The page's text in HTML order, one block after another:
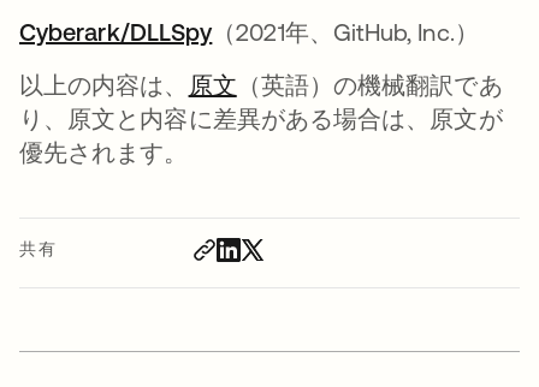
共有
Cyberark/DLLSpy新しいタブで開く
（2021年、GitHub, Inc.）
以上の内容は、
原文 （英語）の機械翻訳であ
り、原文と内容に差異がある場合は、原文が
優先されます。